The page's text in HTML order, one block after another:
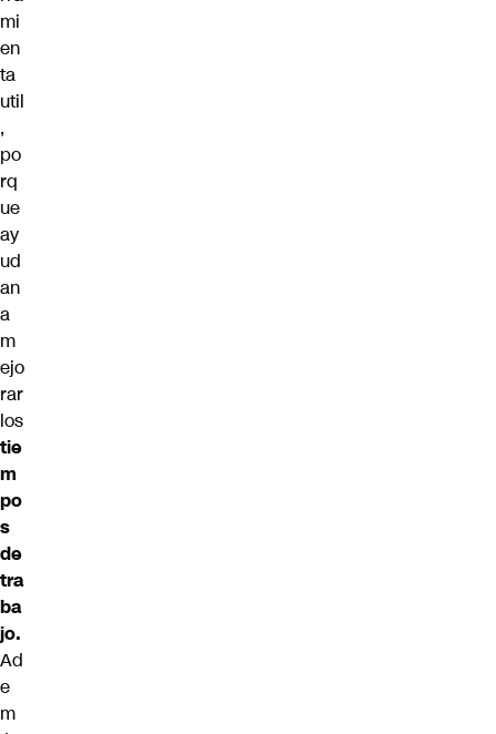
mi
en
ta
util
,
po
rq
ue
ay
ud
an
a
m
ejo
rar
los
tie
m
po
s
de
tra
ba
jo.
Ad
e
m